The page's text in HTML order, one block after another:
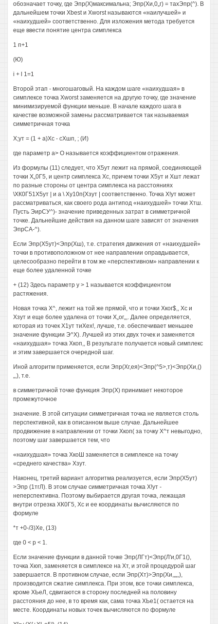
обозначает точку, где Эпр(Х)максимальна; Эпр(Хи,0„г) = тахЭпр(^). В
дальнейшем точки Xbest и Xworst называются «наилучшей» и
«наихудшей» соответственно. Для изложения метода требуется
еще ввести понятие центра симплекса
1 п+1
(Ю)
i + l 1=1
Второй этап - многошаговый. На каждом шаге «наихудшая» в
симплексе точка Xworst заменяется на другую точку, где значение
минимизируемой функции меньше. В начале каждого шага в
качестве возможной замены рассматривается так называемая
симметричная точка
Х;ут = (1 + а)Хс - сХшп, ; (И)
где параметр а> О называется коэффициентом отражения.
Из формулы (11) следует, что Х5ут лежит на прямой, соединяющей
точки Х„0Г5, и центр симплекса Хс, причем точки Х5ут и Хшт лежат
по разные стороны от центра симплекса на расстояниях
\ХК0Г51Х5ут | и а \ Ху10п{Хзут | соответственно. Точка Х!ут может
рассматриваться, как своего рода антипод «наихудшей» точки Хтш.
Пусть ЭирСУ^)- значение приведенных затрат в симметричной
точке. Дальнейшие действия на данном шаге зависят от значения
ЭпрСА-^).
Если Эпр(Х5ут)<Эпр(Хш), т.е. стратегия движения от «наихудшей»
точки в противоположном от нее направлении оправдывается,
целесообразно перейти в том же «перспективном» направлении к
еще более удаленной точке
+ (12) Здесь параметр у > 1 называется коэффициентом
растяжения.
Новая точка Х^, лежит на той же прямой, что и точки Хког$,, Хс и
Хзут и еще более удалена от точки Х„ог„,. Далее определяется,
которая из точек Х1ут тиХех!, лучше, т.е. обеспечивает меньшее
значение функции Э^Х). Лучшей из этих двух точек и заменяется
«наихудшая» точка Хкоп,, В результате получается новый симплекс
и этим завершается очередной шаг.
Иной алгоритм применяется, если Эпр(Хг,ея)<Эпр(^5>,т)<Эпр(Хи,()
„,), т.е.
в симметричной точке функция Эпр(Х) принимает некоторое
промежуточное
значение. В этой ситуации симметричная точка не является столь
перспективной, как в описанном выше случае. Дальнейшее
продвижение в направлении от точки Хкоп( за точку Х^т невыгодно,
поэтому шаг завершается тем, что
«наихудшая» точка ХкоШ заменяется в симплексе на точку
«среднего качества» Хзут.
Наконец, третий вариант алгоритма реализуется, если Эпр(Х5ут)
>Эпр (1тгЛ). В этом случае симметричная точка Х!ут -
неперспективна. Поэтому выбирается другая точка, лежащая
внутри отрезка ХК0Г5, Хс и ее координаты вычисляются по
формуле
*т +0-/3)Хе, (13)
где 0 < р < 1.
Если значение функции в данной точке Эпр(ЛГт)<Эпр(Л'и,0Г1(),
точка Хюп, заменяется в симплексе на Хт, и этой процедурой шаг
завершается. В противном случае, если Эпр(Хт)>Эпр(Хи,„„,),
производится сжатие симплекса. При этом, все точки симплекса,
кроме ХЬеЛ, сдвигаются в сторону последней на половину
расстояния до нее, в то время как, сама точка ХЬе1( остается на
месте. Координаты новых точек вычисляются по формуле